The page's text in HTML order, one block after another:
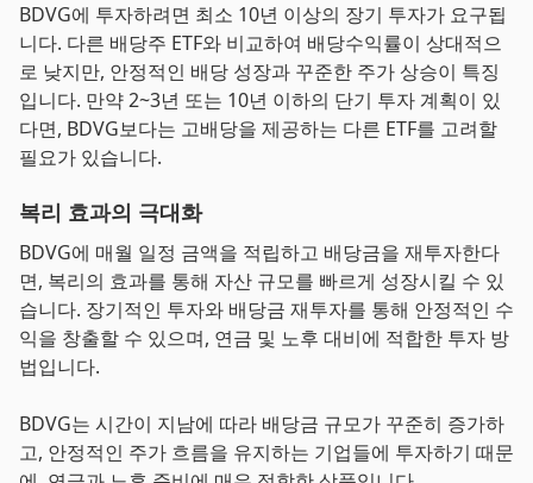
BDVG에 투자하려면 최소 10년 이상의 장기 투자가 요구됩
니다. 다른 배당주 ETF와 비교하여 배당수익률이 상대적으
로 낮지만, 안정적인 배당 성장과 꾸준한 주가 상승이 특징
입니다. 만약 2~3년 또는 10년 이하의 단기 투자 계획이 있
다면, BDVG보다는 고배당을 제공하는 다른 ETF를 고려할
필요가 있습니다.
복리 효과의 극대화
BDVG에 매월 일정 금액을 적립하고 배당금을 재투자한다
면, 복리의 효과를 통해 자산 규모를 빠르게 성장시킬 수 있
습니다. 장기적인 투자와 배당금 재투자를 통해 안정적인 수
익을 창출할 수 있으며, 연금 및 노후 대비에 적합한 투자 방
법입니다.
BDVG는 시간이 지남에 따라 배당금 규모가 꾸준히 증가하
고, 안정적인 주가 흐름을 유지하는 기업들에 투자하기 때문